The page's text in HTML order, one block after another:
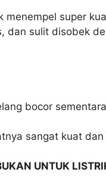
menempel super
sulit disobek
bocor
sangat kuat
UNTUK